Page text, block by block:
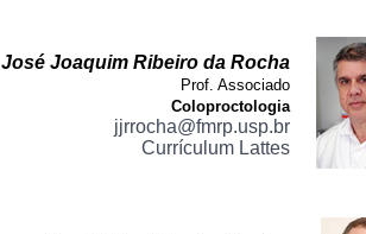
José Joaquim Ribeiro da Rocha
Prof. Associado
Coloproctologia
jjrrocha@fmrp.usp.br
Currículum Lattes